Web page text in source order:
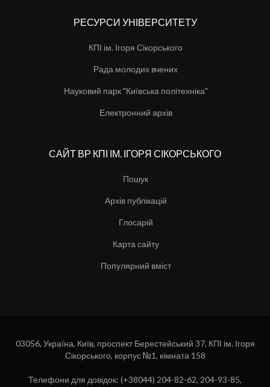
РЕСУРСИ УНІВЕРСИТЕТУ
КПІ ім. Ігоря Сікорського
Рада молодих вчених
Науковий парк "Київська політехніка"
Електронний архів
САЙТ ВР КПІ ІМ. ІГОРЯ СІКОРСЬКОГО
Пошук
Архів публікацій
Глосарій
Карта сайту
Популярний вміст
03056, Україна, Київ, проспект Берестейський 37, КПІ ім. Ігоря
Сікорського, корпус №1, кімната 158
Телефони для довідок: (+38044) 204-82-62, 204-93-85,